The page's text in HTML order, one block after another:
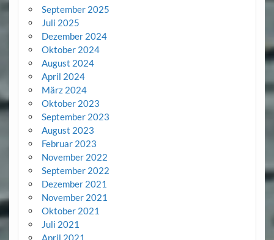
September 2025
Juli 2025
Dezember 2024
Oktober 2024
August 2024
April 2024
März 2024
Oktober 2023
September 2023
August 2023
Februar 2023
November 2022
September 2022
Dezember 2021
November 2021
Oktober 2021
Juli 2021
April 2021